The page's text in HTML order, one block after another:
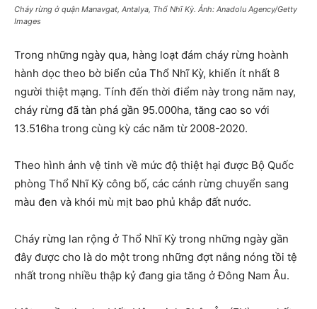
Cháy rừng ở quận Manavgat, Antalya, Thổ Nhĩ Kỳ. Ảnh: Anadolu Agency/Getty
Images
Trong những ngày qua, hàng loạt đám cháy rừng hoành
hành dọc theo bờ biển của Thổ Nhĩ Kỳ, khiến ít nhất 8
người thiệt mạng. Tính đến thời điểm này trong năm nay,
cháy rừng đã tàn phá gần 95.000ha, tăng cao so với
13.516ha trong cùng kỳ các năm từ 2008-2020.
Theo hình ảnh vệ tinh về mức độ thiệt hại được Bộ Quốc
phòng Thổ Nhĩ Kỳ công bố, các cánh rừng chuyển sang
màu đen và khói mù mịt bao phủ khắp đất nước.
Cháy rừng lan rộng ở Thổ Nhĩ Kỳ trong những ngày gần
đây được cho là do một trong những đợt nắng nóng tồi tệ
nhất trong nhiều thập kỷ đang gia tăng ở Đông Nam Âu.